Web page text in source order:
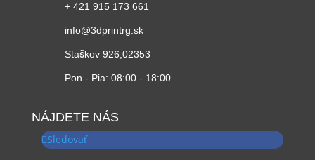
+ 421 915 173 661
info@3dprintrg.sk
Staškov 926,02353
Pon - Pia: 08:00 - 18:00
NÁJDETE NÁS
Sledovať